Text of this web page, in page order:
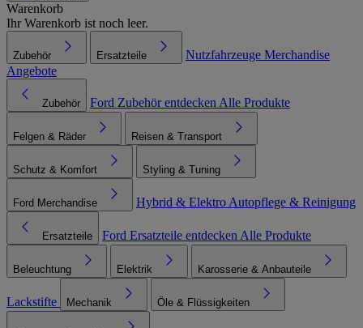
Warenkorb
Ihr Warenkorb ist noch leer.
Zubehör Ersatzteile Nutzfahrzeuge Merchandise
Angebote
Zubehör Ford Zubehör entdecken Alle Produkte
Felgen & Räder Reisen & Transport
Schutz & Komfort Styling & Tuning
Ford Merchandise Hybrid & Elektro Autopflege & Reinigung
Ersatzteile Ford Ersatzteile entdecken Alle Produkte
Beleuchtung Elektrik Karosserie & Anbauteile
Lackstifte Mechanik Öle & Flüssigkeiten